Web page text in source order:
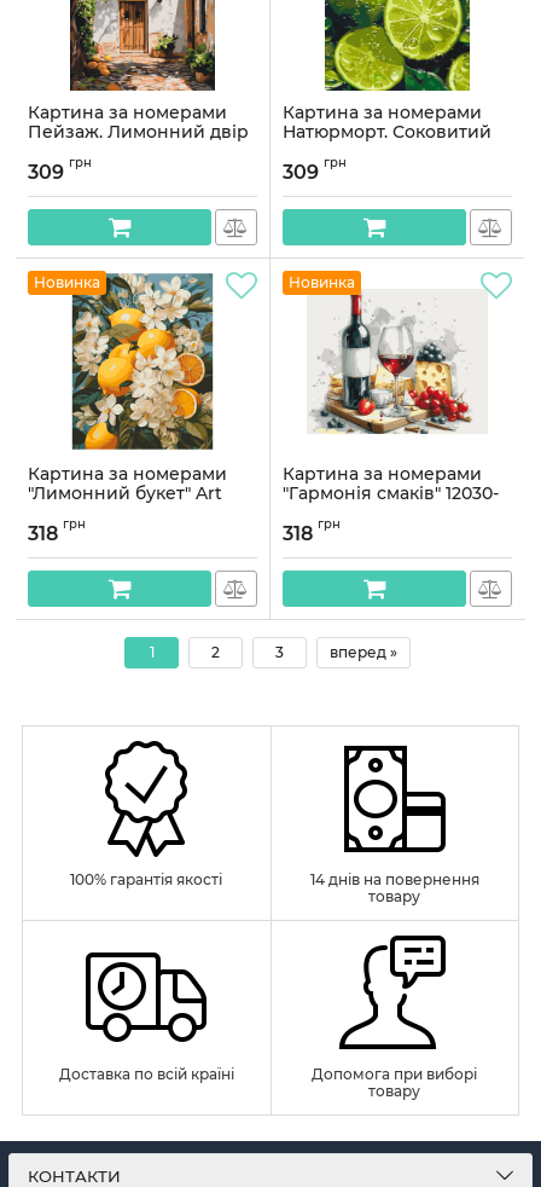
Картина за номерами
Пейзаж. Лимонний двір
Артикул:
309 грн
Картина за номерами
Натюрморт. Соковитий
LW 3440
Артикул:LW3440
309 грн
Новинка
Картина за номерами
"Лимонний букет" Art
Артикул:
318 грн
Новинка
Картина за номерами
"Гармонія смаків" 12030-
Артикул:
318 грн
1 2 3 вперед »
100% гарантія якості
14 днів на повернення
товару
Доставка по всій країні
Допомога при виборі
товару
КОНТАКТИ